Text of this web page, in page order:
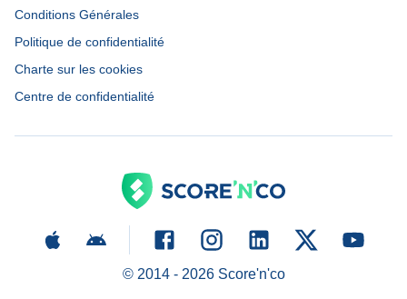
Conditions Générales
Politique de confidentialité
Charte sur les cookies
Centre de confidentialité
© 2014 - 2026Score'n'co